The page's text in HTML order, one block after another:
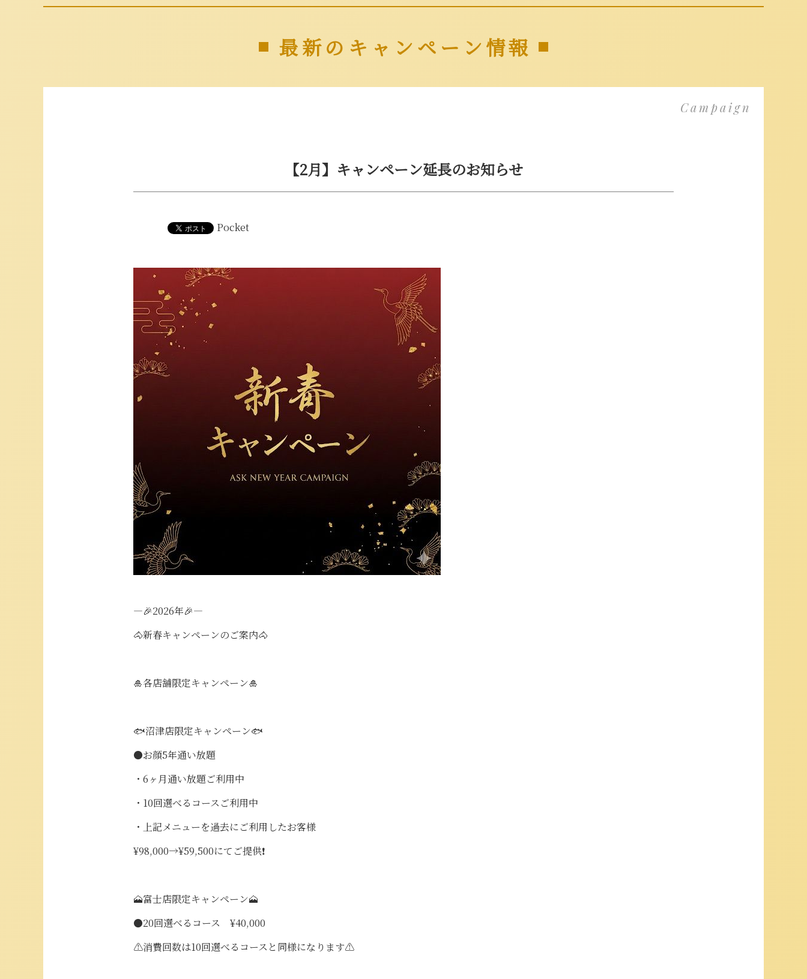
最新のキャンペーン情報
Campaign
【2月】キャンペーン延長のお知らせ
Pocket
—🎉2026年🎉—
🐴新春キャンペーンのご案内🐴
🎍各店舗限定キャンペーン🎍
🐟️沼津店限定キャンペーン🐟️
●お顔5年通い放題
・6ヶ月通い放題ご利用中
・10回選べるコースご利用中
・上記メニューを過去にご利用したお客様
¥98,000→¥59,500にてご提供❗️
🗻富士店限定キャンペーン🗻
●20回選べるコース ¥40,000
⚠消費回数は10回選べるコースと同様になります⚠